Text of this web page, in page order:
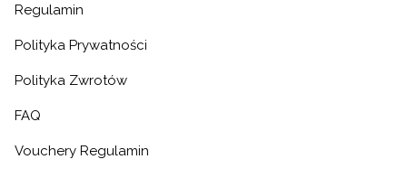
Regulamin
Polityka Prywatności
Polityka Zwrotów
FAQ
Vouchery Regulamin